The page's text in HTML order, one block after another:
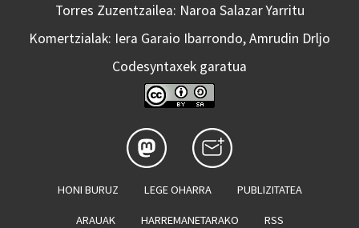
Torres Zuzentzailea: Naroa Salazar Yarritu
Komertzialak: Iera Garaio Ibarrondo, Amrudin Drljo
Codesyntaxek garatua
HONI BURUZ LEGE OHARRA PUBLIZITATEA
ARAUAK HARREMANETARAKO RSS